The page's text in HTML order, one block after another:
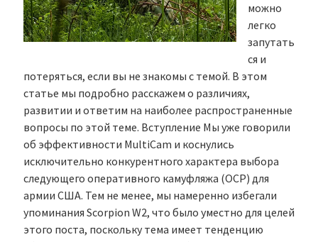
можно
легко
запутать
ся и
потеряться, если вы не знакомы с темой. В этом
статье мы подробно расскажем о различиях,
развитии и ответим на наиболее распространенные
вопросы по этой теме. Вступление Мы уже говорили
об эффективности MultiCam и коснулись
исключительно конкурентного характера выбора
следующего оперативного камуфляжа (OCP) для
армии США. Тем не менее, мы намеренно избегали
упоминания Scorpion W2, что было уместно для целей
этого поста, поскольку тема имеет тенденцию